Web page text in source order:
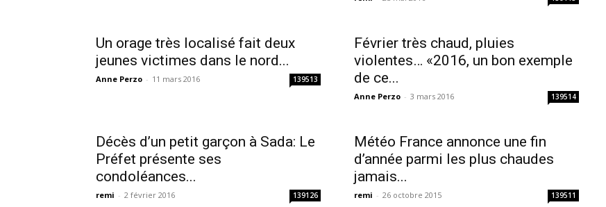
Un orage très localisé fait deux
jeunes victimes dans le nord...
Anne Perzo - 11 mars 2016 139513
Février très chaud, pluies
violentes… «2016, un bon exemple
de ce...
Anne Perzo - 3 mars 2016 139514
Décès d’un petit garçon à Sada: Le
Préfet présente ses
condoléances...
remi - 2 février 2016 139126
Météo France annonce une fin
d’année parmi les plus chaudes
jamais...
remi - 26 octobre 2015 139511